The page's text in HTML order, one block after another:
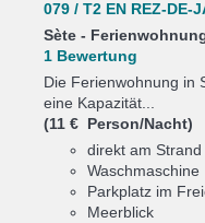
079 / T2 EN REZ-DE-
Sète -
1 Bewertung
Die Ferienwohnung in
eine Kapazität...
(11 € Person/Nacht)
direkt am Strand
Waschmaschine
Parkplatz im
Meerblick